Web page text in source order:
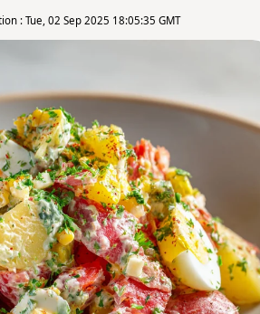
: Tue, 02 Sep 2025 18:05:35 GMT